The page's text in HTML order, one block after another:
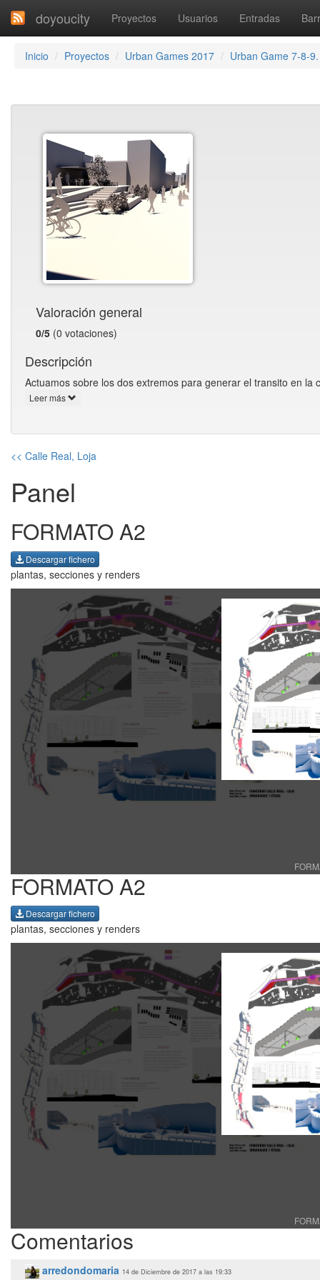
doyoucity Proyectos Usuarios Entradas
Inicio Proyectos Urban Games 2017 Urban Game 7-8-
Valoración general
0/5 (0 votaciones)
Descripción
Actuamos sobre los dos extremos para generar el transito en la
Leer más
<< Calle Real, Loja
Panel
FORMATO A2
Descargar fichero
plantas, secciones y renders
FORMATO A2
Descargar fichero
plantas, secciones y renders
Comentarios
arredondomaria 14 de Diciembre de 2017 a las 19:33